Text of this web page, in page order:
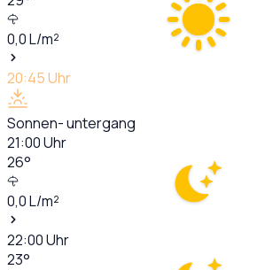
0,0L/m²
20:45Uhr
Sonnen- untergang
21:00Uhr
26°
0,0L/m²
22:00Uhr
23°